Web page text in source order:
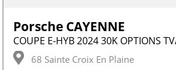
Porsche CAYENNE
68 Sainte Croix En Plaine